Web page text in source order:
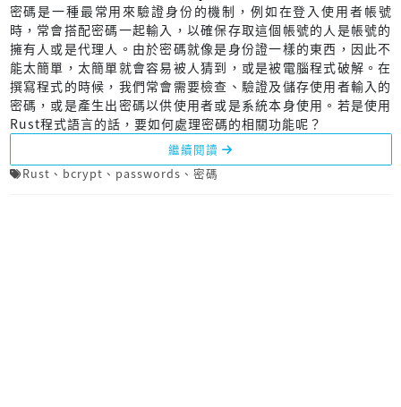
密碼是一種最常用來驗證身份的機制，例如在登入使用者帳號
時，常會搭配密碼一起輸入，以確保存取這個帳號的人是帳號的
擁有人或是代理人。由於密碼就像是身份證一樣的東西，因此不
能太簡單，太簡單就會容易被人猜到，或是被電腦程式破解。在
撰寫程式的時候，我們常會需要檢查、驗證及儲存使用者輸入的
密碼，或是產生出密碼以供使用者或是系統本身使用。若是使用
Rust程式語言的話，要如何處理密碼的相關功能呢？
繼續閱讀
Rust 、 bcrypt 、 passwords 、 密碼